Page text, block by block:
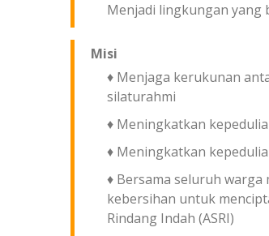
Menjadi lingkungan yang
Misi
♦ Menjaga kerukunan
silaturahmi
♦ Meningkatkan
♦ Meningkatkan
♦ Bersama seluruh
kebersihan untuk
Rindang Indah (ASRI)